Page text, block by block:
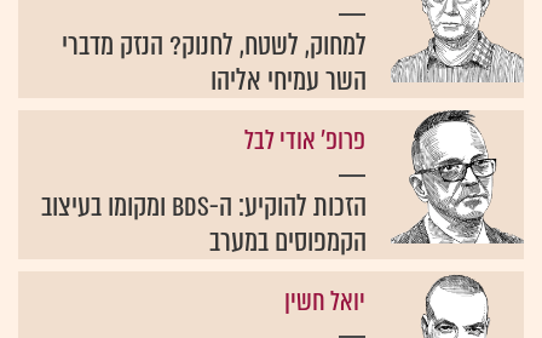
למחוק, לשטח, לחנוק? הנזק מדברי
השר עמיחי אליהו
פרופ' אודי לבל
הזכות להוקיע: ה-BDS ומקומו בעיצוב
הקמפוסים במערב
יואל חשין